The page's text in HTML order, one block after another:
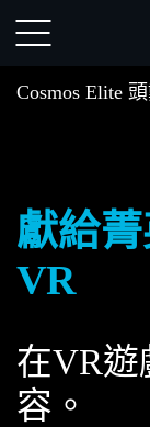
VIVE
Cosmos
戴
式
顯
示
Cosmos Elite
獻給
VR
在VR遊
容。